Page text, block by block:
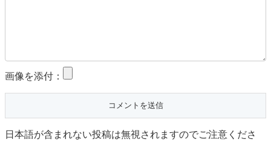
画像を添付：
日本語が含まれない投稿は無視されますのでご注意くださ